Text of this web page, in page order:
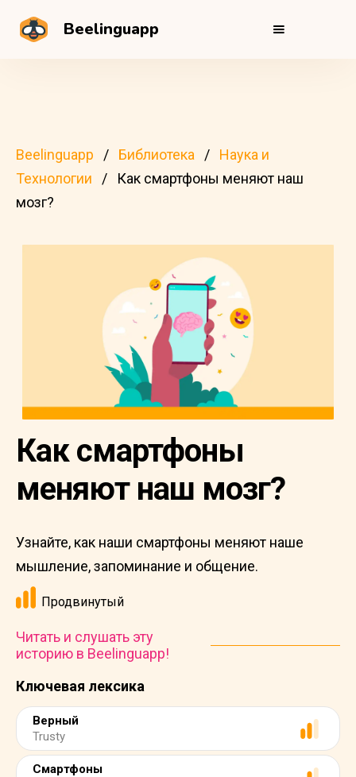
Beelinguapp
Beelinguapp Библиотека
Наука и
Технологии
Как смартфоны меняют наш
мозг?
Ключевая лексика
Верный
Trusty
Смартфоны
Как смартфоны
меняют наш мозг?
Узнайте, как наши смартфоны меняют наше
мышление, запоминание и общение.
Продвинутый
Читать и слушать эту
историю в Beelinguapp!